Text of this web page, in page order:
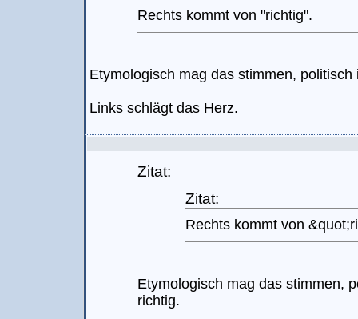
Rechts kommt von "richtig".
Etymologisch mag das stimmen,
Links schlägt das Herz.
Zitat:
Zitat:
Rechts kommt von
Etymologisch mag das stimmen,
richtig.